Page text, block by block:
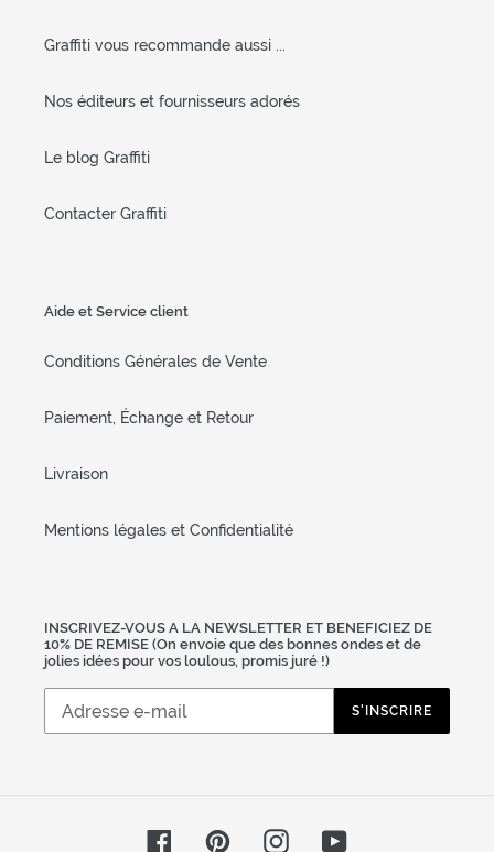
Graffiti vous recommande aussi ...
Nos éditeurs et fournisseurs adorés
Le blog Graffiti
Contacter Graffiti
Aide et Service client
Conditions Générales de Vente
Paiement, Échange et Retour
Livraison
Mentions légales et Confidentialité
INSCRIVEZ-VOUS A LA NEWSLETTER ET BENEFICIEZ DE
10% DE REMISE (On envoie que des bonnes ondes et de
jolies idées pour vos loulous, promis juré !)
S'INSCRIRE
FacebookPinterestInstagramYouTube